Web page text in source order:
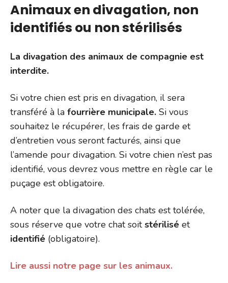
Animaux en divagation, non
identifiés ou non stérilisés
La divagation des animaux de compagnie est
interdite.
Si votre chien est pris en divagation, il sera
transféré à la fourrière municipale. Si vous
souhaitez le récupérer, les frais de garde et
d’entretien vous seront facturés, ainsi que
l’amende pour divagation. Si votre chien n’est pas
identifié, vous devrez vous mettre en règle car le
puçage est obligatoire.
A noter que la divagation des chats est tolérée,
sous réserve que votre chat soitstérilisé et
identifié (obligatoire).
Lire aussi notre page sur les animaux.